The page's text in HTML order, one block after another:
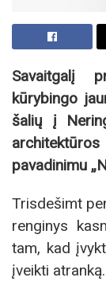
Savaitgalį
kūrybingo
šalių į
pavadinimu
Trisdešimt
renginys
tam, kad
įveikti atranką.